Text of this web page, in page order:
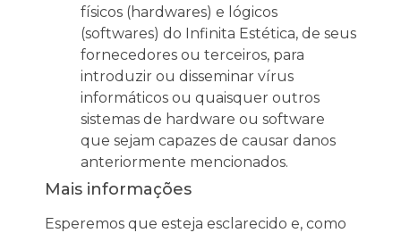
físicos (hardwares) e lógicos
(softwares) do Infinita Estética, de seus
fornecedores ou terceiros, para
introduzir ou disseminar vírus
informáticos ou quaisquer outros
sistemas de hardware ou software
que sejam capazes de causar danos
anteriormente mencionados.
Mais informações
Esperemos que esteja esclarecido e, como